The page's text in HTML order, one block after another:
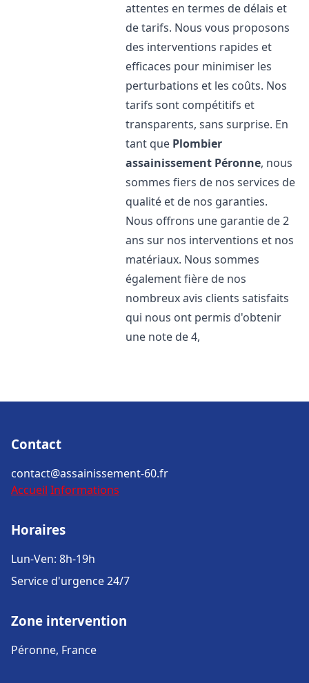
attentes en termes de délais et
de tarifs. Nous vous proposons
des interventions rapides et
efficaces pour minimiser les
perturbations et les coûts. Nos
tarifs sont compétitifs et
transparents, sans surprise. En
tant que Plombier
assainissement Péronne, nous
sommes fiers de nos services de
qualité et de nos garanties.
Nous offrons une garantie de 2
ans sur nos interventions et nos
matériaux. Nous sommes
également fière de nos
nombreux avis clients satisfaits
qui nous ont permis d'obtenir
une note de 4,
Contact
contact@assainissement-60.fr
Accueil Informations
Horaires
Lun-Ven: 8h-19h
Service d'urgence 24/7
Zone intervention
Péronne, France